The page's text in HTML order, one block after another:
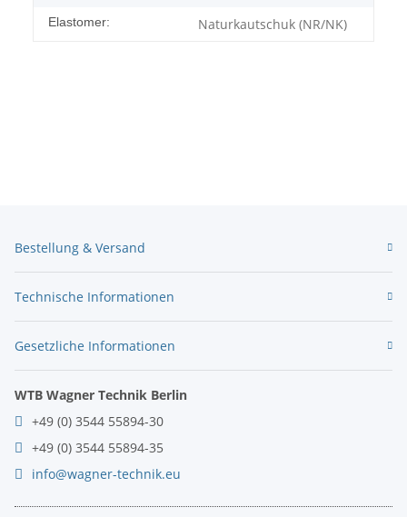
Elastomer: Naturkautschuk (NR/NK)
Bestellung & Versand
Technische Informationen
Gesetzliche Informationen
WTB Wagner Technik Berlin
+49 (0) 3544 55894-30
+49 (0) 3544 55894-35
info@wagner-technik.eu